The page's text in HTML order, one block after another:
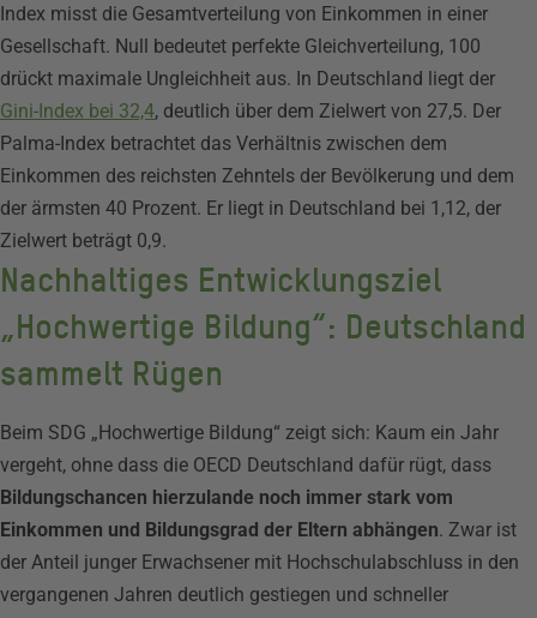
Index misst die Gesamtverteilung von Einkommen in einer
Gesellschaft. Null bedeutet perfekte Gleichverteilung, 100
drückt maximale Ungleichheit aus. In Deutschland liegt der
Gini-Index bei 32,4, deutlich über dem Zielwert von 27,5. Der
Palma-Index betrachtet das Verhältnis zwischen dem
Einkommen des reichsten Zehntels der Bevölkerung und dem
der ärmsten 40 Prozent. Er liegt in Deutschland bei 1,12, der
Zielwert beträgt 0,9.
Nachhaltiges Entwicklungsziel
„Hochwertige Bildung“: Deutschland
sammelt Rügen
Beim SDG „Hochwertige Bildung“ zeigt sich: Kaum ein Jahr
vergeht, ohne dass die OECD Deutschland dafür rügt, dass
Bildungschancen hierzulande noch immer stark vom
Einkommen und Bildungsgrad der Eltern abhängen. Zwar ist
der Anteil junger Erwachsener mit Hochschulabschluss in den
vergangenen Jahren deutlich gestiegen und schneller